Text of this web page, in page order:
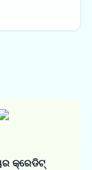
କ୍ରେଡିଟ୍